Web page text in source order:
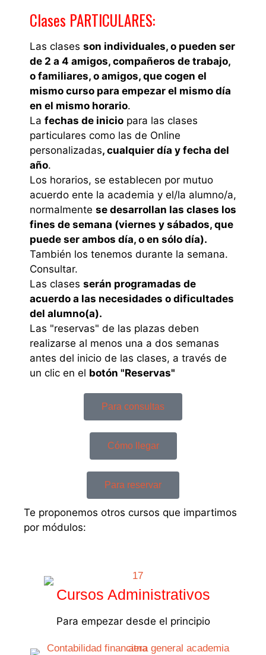
Clases PARTICULARES:
Las clases son individuales, o pueden ser
de 2 a 4 amigos, compañeros de trabajo,
o familiares, o amigos, que cogen el
mismo curso para empezar el mismo día
en el mismo horario.
La fechas de inicio para las clases
particulares como las de Online
personalizadas, cualquier día y fecha del
año.
Los horarios, se establecen por mutuo
acuerdo ente la academia y el/la alumno/a,
normalmente se desarrollan las clases los
fines de semana (viernes y sábados, que
puede ser ambos día, o en sólo día).
También los tenemos durante la semana.
Consultar.
Las clases serán programadas de
acuerdo a las necesidades o dificultades
del alumno(a).
Las "reservas" de las plazas deben
realizarse al menos una a dos semanas
antes del inicio de las clases, a través de
un clic en el botón "Reservas"
Para consultas
Cómo llegar
Para reservar
Te proponemos otros cursos que impartimos
por módulos:
Cursos Administrativos
Para empezar desde el principio